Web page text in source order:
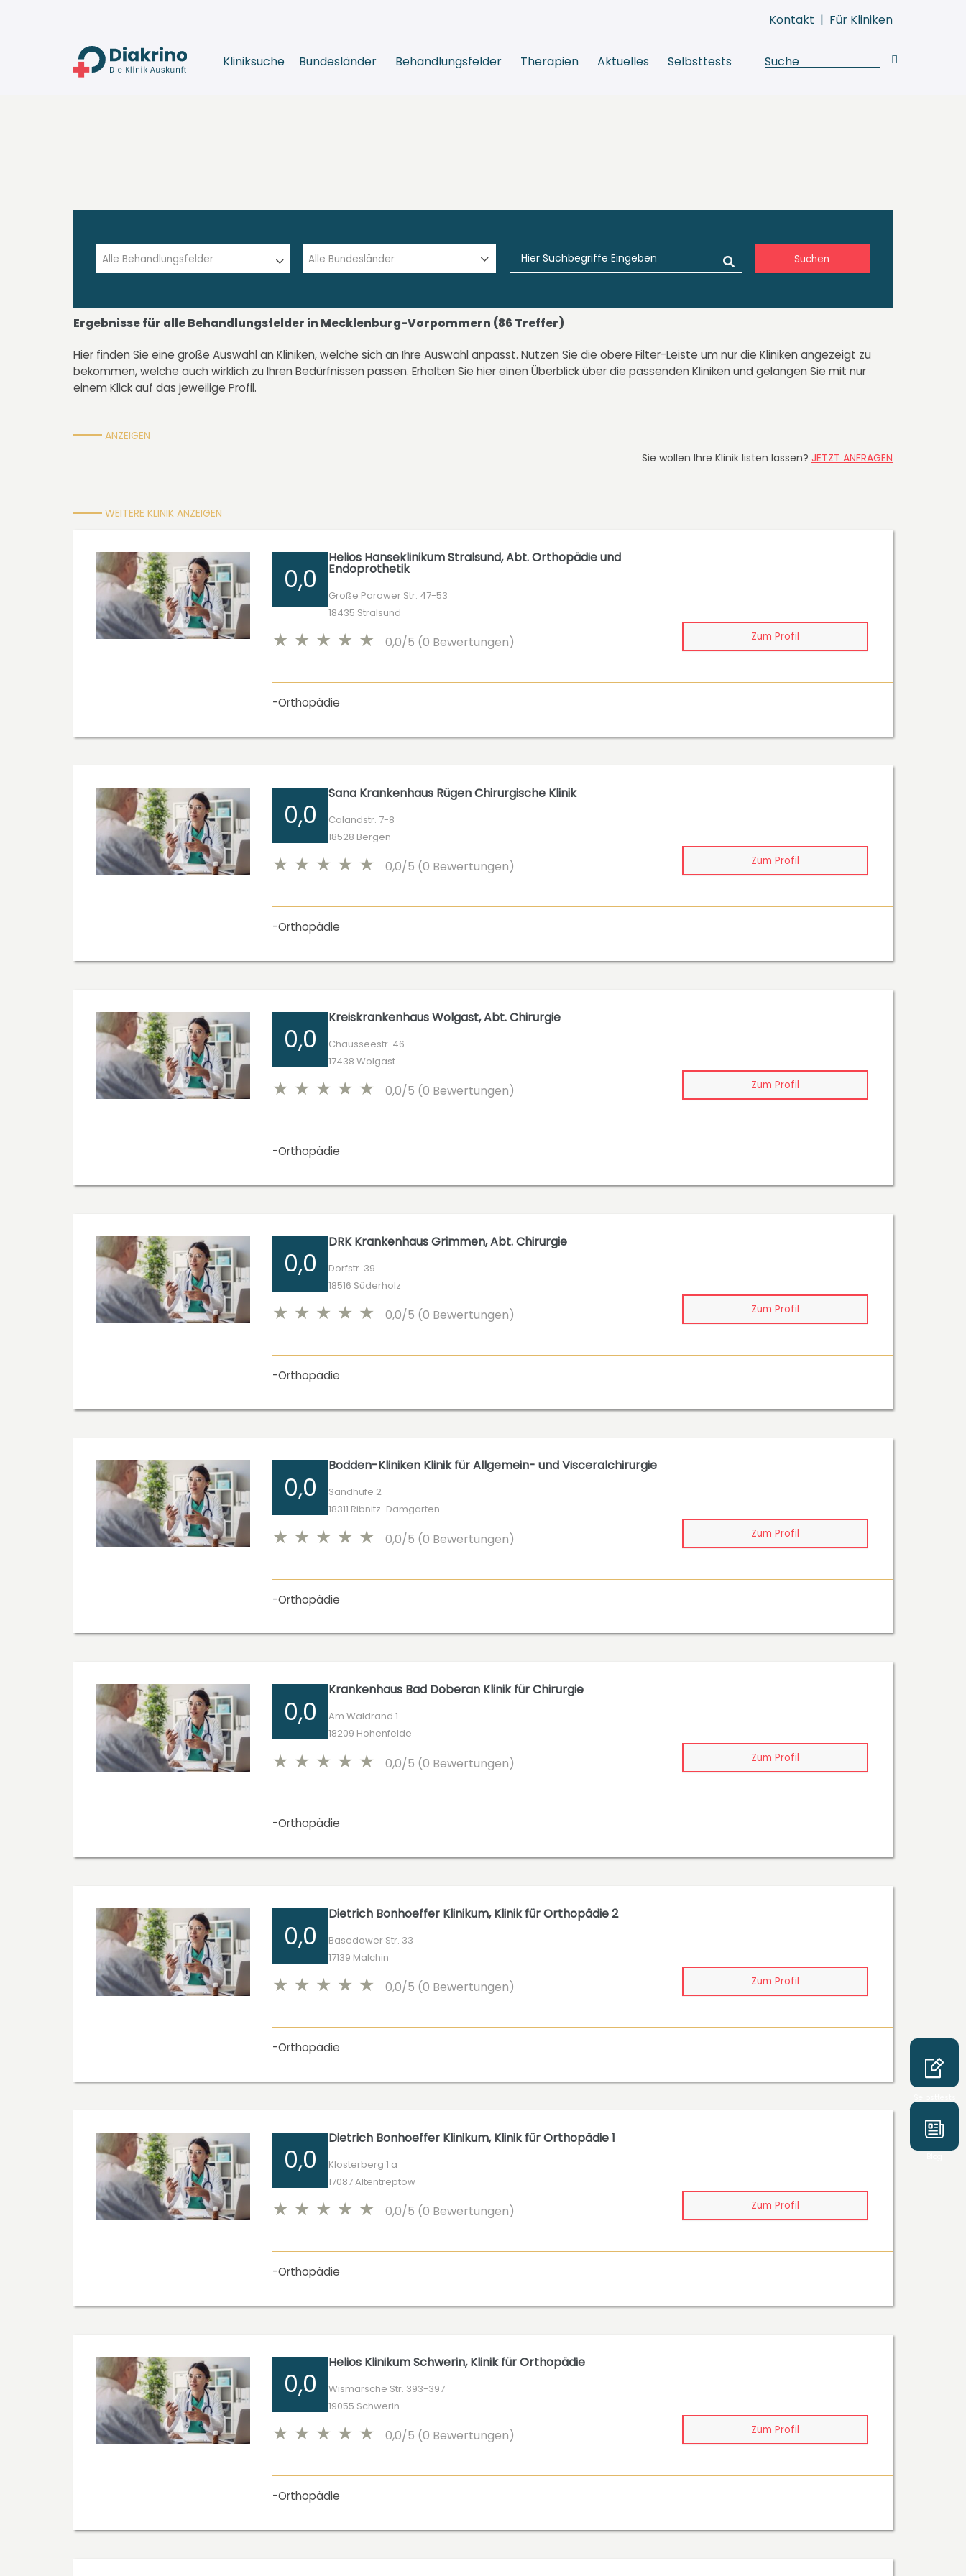
Kontakt | Für Kliniken
Kliniksuche Bundesländer Behandlungsfelder Therapien Aktuelles Selbsttests
Alle Behandlungsfelder Alle Bundesländer
Ergebnisse für alle Behandlungsfelder in Mecklenburg-Vorpommern (86 Treffer)
Hier finden Sie eine große Auswahl an Kliniken, welche sich an Ihre Auswahl anpasst. Nutzen Sie die obere Filter-Leiste um nur die Kliniken angezeigt zu
bekommen, welche auch wirklich zu Ihren Bedürfnissen passen. Erhalten Sie hier einen Überblick über die passenden Kliniken und gelangen Sie mit nur
einem Klick auf das jeweilige Profil.
ANZEIGEN
Sie wollen Ihre Klinik listen lassen? JETZT ANFRAGEN
WEITERE KLINIK ANZEIGEN
0,0
Helios Hanseklinikum Stralsund, Abt. Orthopädie und
Endoprothetik
Große Parower Str. 47-53
18435 Stralsund
0,0/5 (0 Bewertungen) Zum Profil
Orthopädie
0,0
Sana Krankenhaus Rügen Chirurgische Klinik
Calandstr. 7-8
18528 Bergen
0,0/5 (0 Bewertungen) Zum Profil
Orthopädie
0,0
Kreiskrankenhaus Wolgast, Abt. Chirurgie
Chausseestr. 46
17438 Wolgast
0,0/5 (0 Bewertungen) Zum Profil
Orthopädie
0,0
DRK Krankenhaus Grimmen, Abt. Chirurgie
Dorfstr. 39
18516 Süderholz
0,0/5 (0 Bewertungen) Zum Profil
Orthopädie
0,0
Bodden-Kliniken Klinik für Allgemein- und Visceralchirurgie
Sandhufe 2
18311 Ribnitz-Damgarten
0,0/5 (0 Bewertungen) Zum Profil
Orthopädie
0,0
Krankenhaus Bad Doberan Klinik für Chirurgie
Am Waldrand 1
18209 Hohenfelde
0,0/5 (0 Bewertungen) Zum Profil
Orthopädie
0,0
Dietrich Bonhoeffer Klinikum, Klinik für Orthopädie 2
Basedower Str. 33
17139 Malchin
0,0/5 (0 Bewertungen) Zum Profil
Orthopädie
0,0
Dietrich Bonhoeffer Klinikum, Klinik für Orthopädie 1
Klosterberg 1 a
17087 Altentreptow
0,0/5 (0 Bewertungen) Zum Profil
Orthopädie
0,0
Helios Klinikum Schwerin, Klinik für Orthopädie
Wismarsche Str. 393-397
19055 Schwerin
0,0/5 (0 Bewertungen) Zum Profil
Orthopädie